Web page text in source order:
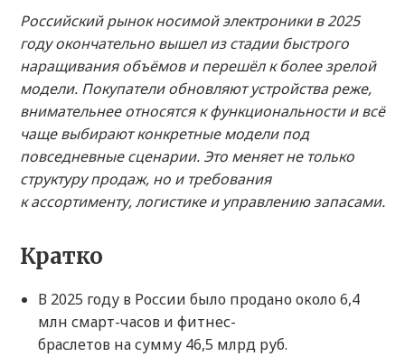
Российский рынок носимой электроники в 2025
году окончательно вышел из стадии быстрого
наращивания объёмов и перешёл к более зрелой
модели. Покупатели обновляют устройства реже,
внимательнее относятся к функциональности и всё
чаще выбирают конкретные модели под
повседневные сценарии. Это меняет не только
структуру продаж, но и требования
к ассортименту, логистике и управлению запасами.
Кратко
В 2025 году в России было продано около 6,4
млн смарт-часов и фитнес-
браслетов на сумму 46,5 млрд руб.